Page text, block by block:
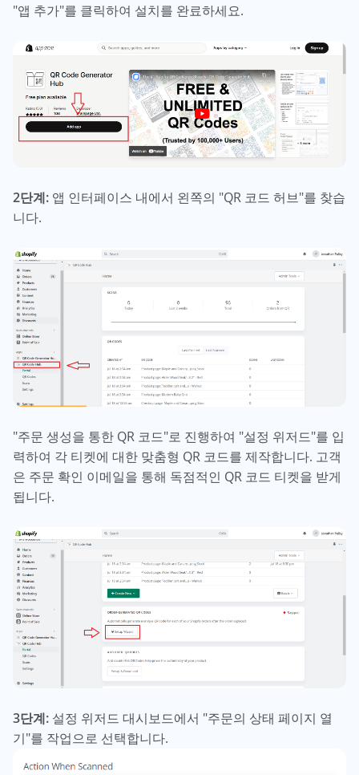
"앱 추가"를 클릭하여 설치를 완료하세요.
2단계: 앱 인터페이스 내에서 왼쪽의 "QR 코드 허브"를 찾습
니다.
"주문 생성을 통한 QR 코드"로 진행하여 "설정 위저드"를 입
력하여 각 티켓에 대한 맞춤형 QR 코드를 제작합니다. 고객
은 주문 확인 이메일을 통해 독점적인 QR 코드 티켓을 받게
됩니다.
3단계: 설정 위저드 대시보드에서 "주문의 상태 페이지 열
기"를 작업으로 선택합니다.